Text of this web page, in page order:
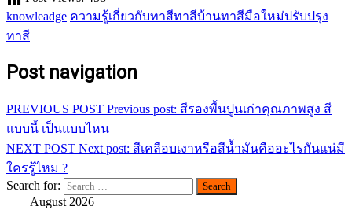
knowleadge ความรู้เกี่ยวกับทาสีทาสีบ้านทาสีมือใหม่ปรับปรุง
ทาสี
Post navigation
PREVIOUS POST Previous post: สีรองพื้นปูนเก่าคุณภาพสูง สี
แบบนี้ เป็นแบบไหน
NEXT POST Next post: สีเคลือบเงาหรือสีน้ำมันคืออะไรกันแน่มี
ใครรู้ไหม ?
Search for:
August 2026